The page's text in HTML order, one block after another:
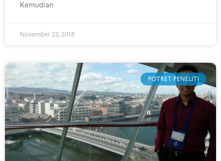
Kemudian
November 23, 2018
POTRET PENELITI